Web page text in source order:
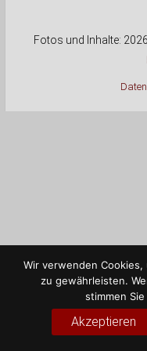
Fotos und Inhalte: 2026
Wir verwenden
zu gewährleisten.
stimmen
Akzeptieren